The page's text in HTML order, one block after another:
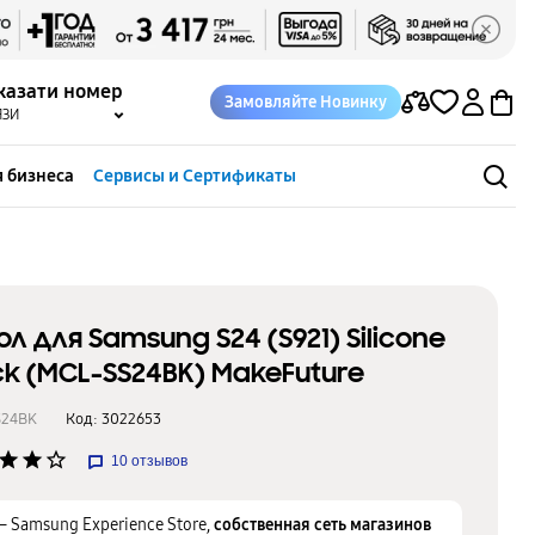
номер Замовляйте Новинку
бизнеса Сервисы и Сертификаты
для Samsung S24 (S921) Silicone
(MCL-SS24BK) MakeFuture
Код: 3022653
star star star_border 10 отзывов
Samsung Experience Store,собственная сеть магазинов